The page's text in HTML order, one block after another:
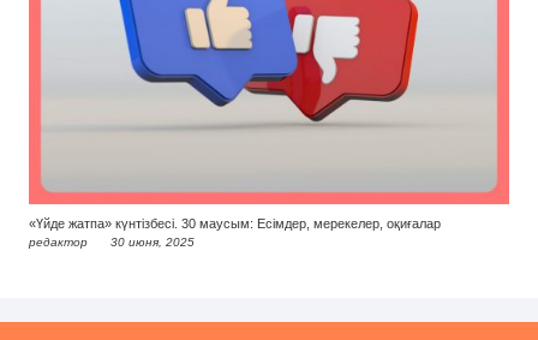
«Үйде жатпа» күнтізбесі. 30 маусым: Есімдер, мерекелер, оқиғалар
редактор 30 июня, 2025